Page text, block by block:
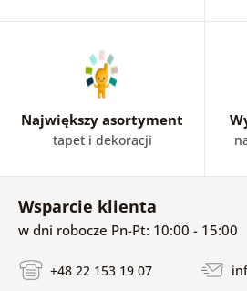
Największy asortyment
tapet i dekoracji
Wsparcie klienta
w dni robocze Pn-Pt: 10:00 - 15:00
+48 22 153 19 07